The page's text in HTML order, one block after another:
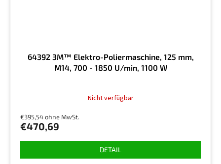
64392 3M™ Elektro-Poliermaschine, 125 mm,
M14, 700 - 1850 U/min, 1100 W
Die
durchschnittliche
von
5
Sternen.
Nicht verfügbar
€395,54 ohne MwSt.
€470,69
DETAIL